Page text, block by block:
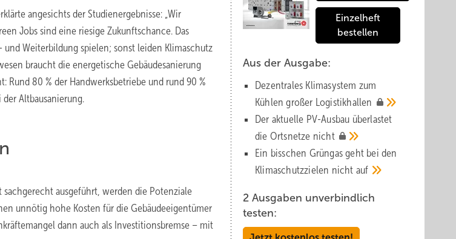
angesichts der Studienergebnisse: „Wir
Jobs sind eine riesige Zukunftschance. Das
Weiterbildung spielen; sonst leiden Klimaschutz
braucht die energetische Gebäudesanierung
Rund 80 % der Handwerksbetriebe und rund 90 %
Altbausanierung.
ausgeführt, werden die Potenziale
unnötig hohe Kosten für die Gebäudeeigentümer
dann auch als Investitionsbremse – mit
Einzelheft
bestellen
Aus der Ausgabe:
Dezentrales Klimasystem zum
Kühlen großer Logistik­hallen
Der aktuelle PV-Ausbau über­lastet
die Orts­netze nicht
Ein bisschen Grüngas geht bei den
Klima­schutz­zielen nicht auf
2 Ausgaben unverbindlich
testen: